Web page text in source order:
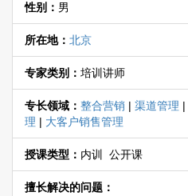
性别： 男
所在地： 北京
专家类别： 培训讲师
专长领域： 整合营销 | 渠道管理 |
理 | 大客户销售管理
授课类型： 内训 公开课
擅长解决的问题：